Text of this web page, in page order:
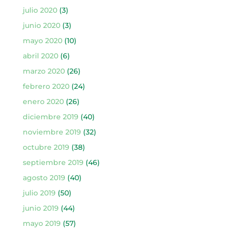
julio 2020(3)
junio 2020(3)
mayo 2020(10)
abril 2020(6)
marzo 2020(26)
febrero 2020(24)
enero 2020(26)
diciembre 2019 (40)
noviembre 2019 (32)
octubre 2019 (38)
septiembre 2019 (46)
agosto 2019 (40)
julio 2019 (50)
junio 2019 (44)
mayo 2019 (57)